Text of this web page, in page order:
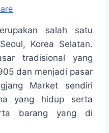
salah satu
Korea Selatan.
tradisional yang
dan menjadi pasar
Market sendiri
yang hidup serta
barang yang di